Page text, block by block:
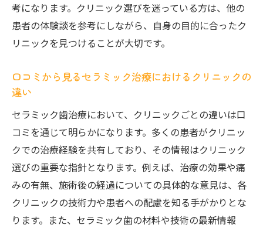
考になります。クリニック選びを迷っている方は、他の
患者の体験談を参考にしながら、自身の目的に合ったク
リニックを見つけることが大切です。
口コミから見るセラミック治療におけるクリニックの
違い
セラミック歯治療において、クリニックごとの違いは口
コミを通じて明らかになります。多くの患者がクリニッ
クでの治療経験を共有しており、その情報はクリニック
選びの重要な指針となります。例えば、治療の効果や痛
みの有無、施術後の経過についての具体的な意見は、各
クリニックの技術力や患者への配慮を知る手がかりとな
ります。また、セラミック歯の材料や技術の最新情報